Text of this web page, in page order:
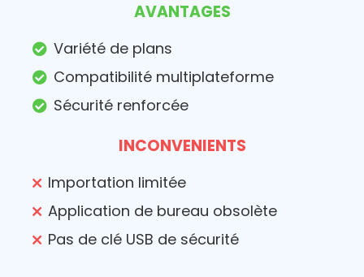
AVANTAGES
Variété de plans
Compatibilité multiplateforme
Sécurité renforcée
INCONVENIENTS
Importation limitée
Application de bureau obsolète
Pas de clé USB de sécurité